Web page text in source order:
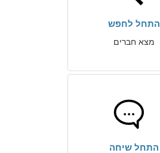
התחל לחפש
מצא חברים
התחל שיחה